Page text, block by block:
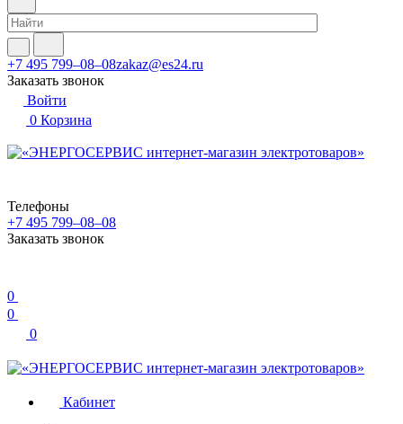
+7 495 799–08–08zakaz@es24.ru
Заказать звонок
Войти
0 Корзина
Телефоны
+7 495 799–08–08
Заказать звонок
0
0
0
Кабинет